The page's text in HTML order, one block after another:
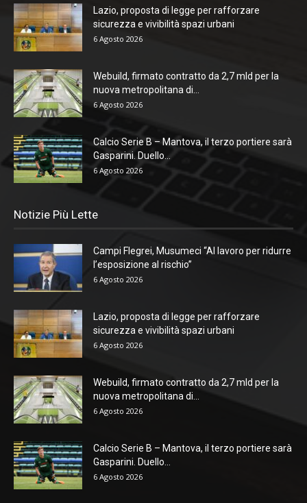
Lazio, proposta di legge per rafforzare
sicurezza e vivibilità spazi urbani
6 Agosto 2026
Webuild, firmato contratto da 2,7 mld per la
nuova metropolitana di...
6 Agosto 2026
Calcio Serie B – Mantova, il terzo portiere sarà
Gasparini. Duello...
6 Agosto 2026
Notizie Più Lette
Campi Flegrei, Musumeci “Al lavoro per ridurre
l’esposizione al rischio”
6 Agosto 2026
Lazio, proposta di legge per rafforzare
sicurezza e vivibilità spazi urbani
6 Agosto 2026
Webuild, firmato contratto da 2,7 mld per la
nuova metropolitana di...
6 Agosto 2026
Calcio Serie B – Mantova, il terzo portiere sarà
Gasparini. Duello...
6 Agosto 2026